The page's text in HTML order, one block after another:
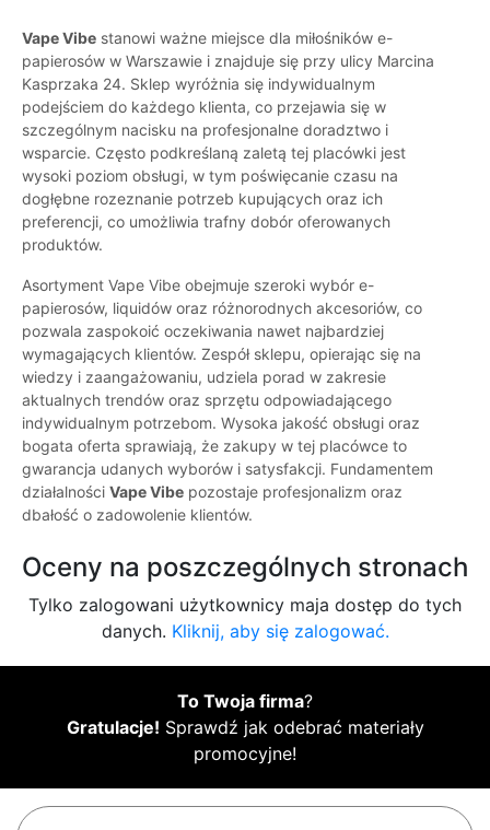
Vape Vibe stanowi ważne miejsce dla miłośników e-
papierosów w Warszawie i znajduje się przy ulicy Marcina
Kasprzaka 24. Sklep wyróżnia się indywidualnym
podejściem do każdego klienta, co przejawia się w
szczególnym nacisku na profesjonalne doradztwo i
wsparcie. Często podkreślaną zaletą tej placówki jest
wysoki poziom obsługi, w tym poświęcanie czasu na
dogłębne rozeznanie potrzeb kupujących oraz ich
preferencji, co umożliwia trafny dobór oferowanych
produktów.
Asortyment Vape Vibe obejmuje szeroki wybór e-
papierosów, liquidów oraz różnorodnych akcesoriów, co
pozwala zaspokoić oczekiwania nawet najbardziej
wymagających klientów. Zespół sklepu, opierając się na
wiedzy i zaangażowaniu, udziela porad w zakresie
aktualnych trendów oraz sprzętu odpowiadającego
indywidualnym potrzebom. Wysoka jakość obsługi oraz
bogata oferta sprawiają, że zakupy w tej placówce to
gwarancja udanych wyborów i satysfakcji. Fundamentem
działalności Vape Vibe pozostaje profesjonalizm oraz
dbałość o zadowolenie klientów.
Oceny na poszczególnych stronach
Tylko zalogowani użytkownicy maja dostęp do tych
danych. Kliknij, aby się zalogować.
To Twoja firma?
Gratulacje! Sprawdź jak odebrać materiały
promocyjne!